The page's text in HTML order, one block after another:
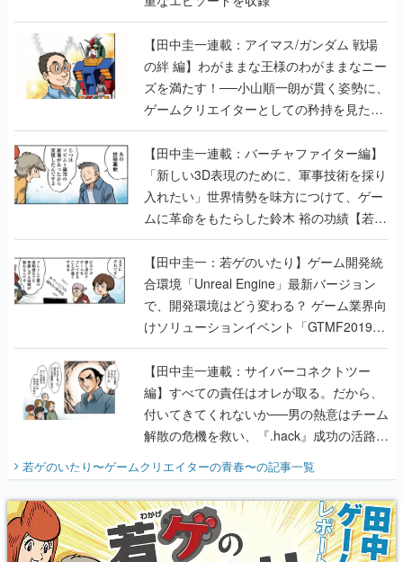
【田中圭一連載：アイマス/ガンダム 戦場
の絆 編】わがままな王様のわがままなニー
ズを満たす！──小山順一朗が貫く姿勢に、
ゲームクリエイターとしての矜持を見た
【若ゲのいたり最終回】
【田中圭一連載：バーチャファイター編】
「新しい3D表現のために、軍事技術を採り
入れたい」世界情勢を味方につけて、ゲー
ムに革命をもたらした鈴木 裕の功績【若ゲ
のいたり】
【田中圭一：若ゲのいたり】ゲーム開発統
合環境「Unreal Engine」最新バージョン
で、開発環境はどう変わる？ ゲーム業界向
けソリューションイベント「GTMF2019」
に行って、より理解を深めよう【PR】
【田中圭一連載：サイバーコネクトツー
編】すべての責任はオレが取る。だから、
付いてきてくれないか──男の熱意はチーム
解散の危機を救い、『.hack』成功の活路を
開く。業界の快男児・松山 洋に流れる血は
『少年ジャンプ』色だった【若ゲのいた
り】
若ゲのいたり〜ゲームクリエイターの青春〜の記事一覧